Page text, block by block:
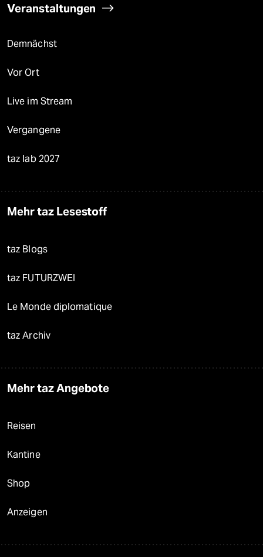
Veranstaltungen
Demnächst
Vor Ort
Live im Stream
Vergangene
taz lab 2027
Mehr taz Lesestoff
taz Blogs
taz FUTURZWEI
Le Monde diplomatique
taz Archiv
Mehr taz Angebote
Reisen
Kantine
Shop
Anzeigen